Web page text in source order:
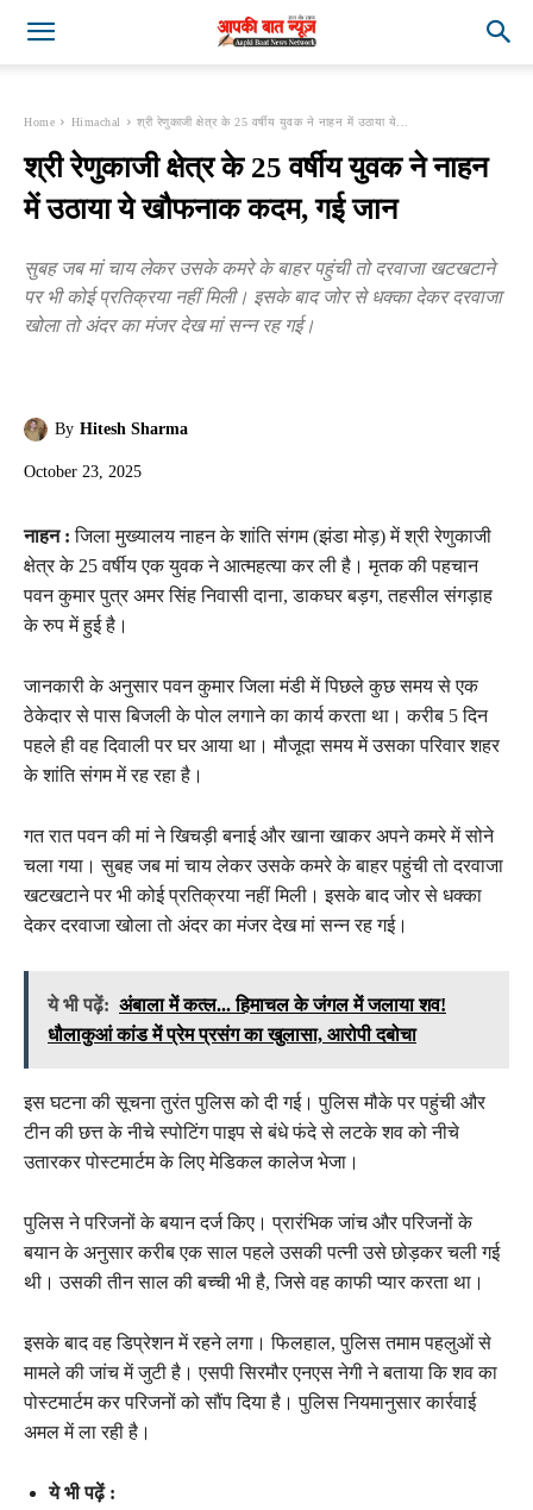
Home Himachal श्री रेणुकाजी क्षेत्र के 25 वर्षीय युवक ने नाहन में उठाया ये...
श्री रेणुकाजी क्षेत्र के 25 वर्षीय युवक ने नाहन
में उठाया ये खौफनाक कदम, गई जान
सुबह जब मां चाय लेकर उसके कमरे के बाहर पहुंची तो दरवाजा खटखटाने
पर भी कोई प्रतिक्रया नहीं मिली। इसके बाद जोर से धक्का देकर दरवाजा
खोला तो अंदर का मंजर देख मां सन्न रह गई।
By Hitesh Sharma
October 23, 2025
नाहन : जिला मुख्यालय नाहन के शांति संगम (झंडा मोड़) में श्री रेणुकाजी
क्षेत्र के 25 वर्षीय एक युवक ने आत्महत्या कर ली है। मृतक की पहचान
पवन कुमार पुत्र अमर सिंह निवासी दाना, डाकघर बड़ग, तहसील संगड़ाह
के रुप में हुई है।
जानकारी के अनुसार पवन कुमार जिला मंडी में पिछले कुछ समय से एक
ठेकेदार से पास बिजली के पोल लगाने का कार्य करता था। करीब 5 दिन
पहले ही वह दिवाली पर घर आया था। मौजूदा समय में उसका परिवार शहर
के शांति संगम में रह रहा है।
गत रात पवन की मां ने खिचड़ी बनाई और खाना खाकर अपने कमरे में सोने
चला गया। सुबह जब मां चाय लेकर उसके कमरे के बाहर पहुंची तो दरवाजा
खटखटाने पर भी कोई प्रतिक्रया नहीं मिली। इसके बाद जोर से धक्का
देकर दरवाजा खोला तो अंदर का मंजर देख मां सन्न रह गई।
ये भी पढ़ें: अंबाला में कत्ल... हिमाचल के जंगल में जलाया शव!
धौलाकुआं कांड में प्रेम प्रसंग का खुलासा, आरोपी दबोचा
इस घटना की सूचना तुरंत पुलिस को दी गई। पुलिस मौके पर पहुंची और
टीन की छत्त के नीचे स्पोटिंग पाइप से बंधे फंदे से लटके शव को नीचे
उतारकर पोस्टमार्टम के लिए मेडिकल कालेज भेजा।
पुलिस ने परिजनों के बयान दर्ज किए। प्रारंभिक जांच और परिजनों के
बयान के अनुसार करीब एक साल पहले उसकी पत्नी उसे छोड़कर चली गई
थी। उसकी तीन साल की बच्ची भी है, जिसे वह काफी प्यार करता था।
इसके बाद वह डिप्रेशन में रहने लगा। फिलहाल, पुलिस तमाम पहलुओं से
मामले की जांच में जुटी है। एसपी सिरमौर एनएस नेगी ने बताया कि शव का
पोस्टमार्टम कर परिजनों को सौंप दिया है। पुलिस नियमानुसार कार्रवाई
अमल में ला रही है।
ये भी पढ़ें :